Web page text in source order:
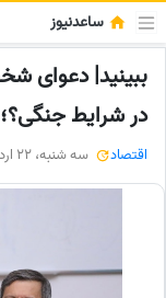
ساعدنیوز
ببینید| دعوای
در شرایط
اقتصاد سه شنبه، 22 اردیبهشت 1405